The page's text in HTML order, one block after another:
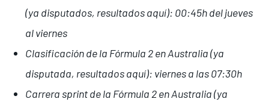
(ya disputados, resultados aquí): 00:45h del jueves
al viernes
Clasificación de la Fórmula 2 en Australia (ya
disputada, resultados aquí): viernes a las 07:30h
Carrera sprint de la Fórmula 2 en Australia (ya